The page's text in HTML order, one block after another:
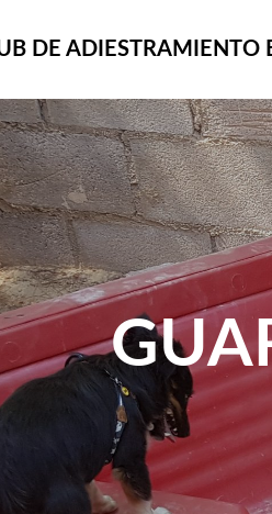
DE ADIESTRAMIENTO